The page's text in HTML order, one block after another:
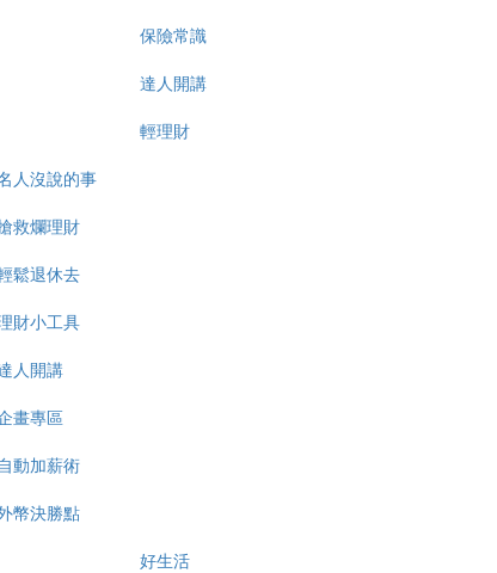
保險常識
達人開講
輕理財
人沒說的事
救爛理財
鬆退休去
財小工具
人開講
畫專區
動加薪術
幣決勝點
好生活